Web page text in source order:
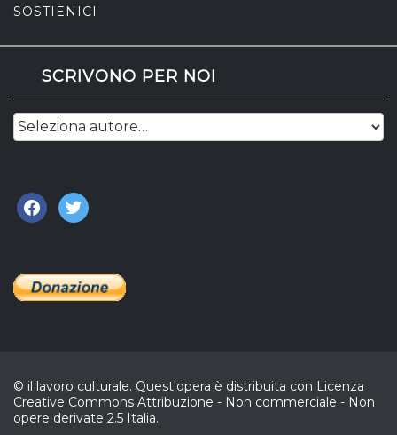
SOSTIENICI
SCRIVONO PER NOI
facebook
twitter
© il lavoro culturale. Quest'opera è distribuita con Licenza
Creative Commons Attribuzione - Non commerciale - Non
opere derivate 2.5 Italia.